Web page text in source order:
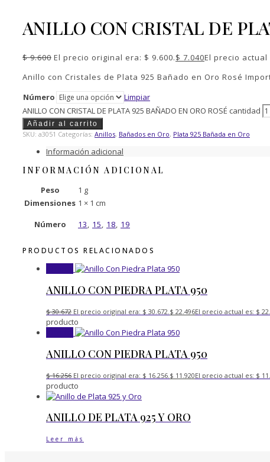
ANILLO CON CRISTAL DE
$9.600 El precio original era: $ 9.600.$ 7.040El precio actual
Anillo con Cristales de Plata 925 Bañado en Oro Rosé
Número
Limpiar
ANILLO CON CRISTAL DE PLATA 925 BAÑADO EN ORO ROSÉ cantidad
Añadir al carrito
SKU: a3051 Categorías: Anillos, Bañados en Oro, Plata 925 Bañada en Oro
Información adicional
INFORMACIÓN ADICIONAL
Peso
1 g
Dimensiones 1 × 1 cm
Número
13, 15, 18, 19
PRODUCTOS RELACIONADOS
ANILLO CON PIEDRA PLATA 950
$30.672 El precio original era: $ 30.672. $ 22.496El precio actual es: $
producto
ANILLO CON PIEDRA PLATA 950
$16.256 El precio original era: $ 16.256. $ 11.920El precio actual es: $
producto
ANILLO DE PLATA 925 Y ORO
Leer más